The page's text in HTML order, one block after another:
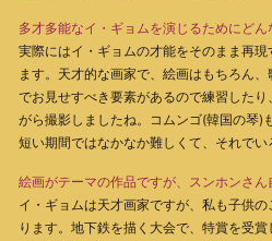
多才多能なイ・ギョムを演じるためにどん
実際にはイ・ギョムの才能をそのまま再
ます。天才的な画家で、絵画はもちろん
でお見せすべき要素があるので練習した
がら撮影しましたね。コムンゴ(韓国の琴)
短い期間ではなかなか難しくて、それでい
絵画がテーマの作品ですが、スンホンさ
イ・ギョムは天才画家ですが、私も子供
ります。地下鉄を描く大会で、特賞を受